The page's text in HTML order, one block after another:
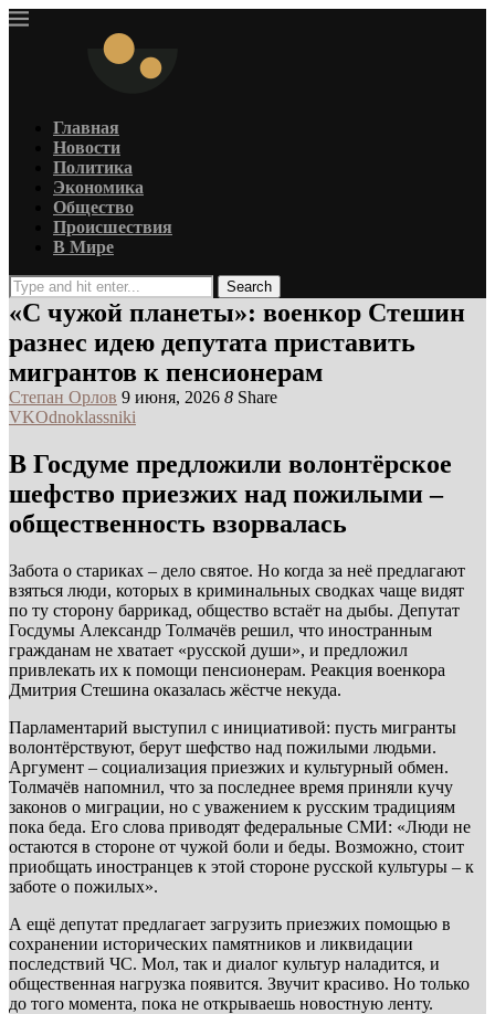
Главная
Новости
Политика
Экономика
Общество
Происшествия
В Мире
Search
«С чужой планеты»: военкор Стешин
разнес идею депутата приставить
мигрантов к пенсионерам
Степан Орлов 9 июня, 2026 8 Share
VKOdnoklassniki
В Госдуме предложили волонтёрское
шефство приезжих над пожилыми –
общественность взорвалась
Забота о стариках – дело святое. Но когда за неё предлагают
взяться люди, которых в криминальных сводках чаще видят
по ту сторону баррикад, общество встаёт на дыбы. Депутат
Госдумы Александр Толмачёв решил, что иностранным
гражданам не хватает «русской души», и предложил
привлекать их к помощи пенсионерам. Реакция военкора
Дмитрия Стешина оказалась жёстче некуда.
Парламентарий выступил с инициативой: пусть мигранты
волонтёрствуют, берут шефство над пожилыми людьми.
Аргумент – социализация приезжих и культурный обмен.
Толмачёв напомнил, что за последнее время приняли кучу
законов о миграции, но с уважением к русским традициям
пока беда. Его слова приводят федеральные СМИ: «Люди не
остаются в стороне от чужой боли и беды. Возможно, стоит
приобщать иностранцев к этой стороне русской культуры – к
заботе о пожилых».
А ещё депутат предлагает загрузить приезжих помощью в
сохранении исторических памятников и ликвидации
последствий ЧС. Мол, так и диалог культур наладится, и
общественная нагрузка появится. Звучит красиво. Но только
до того момента, пока не открываешь новостную ленту.